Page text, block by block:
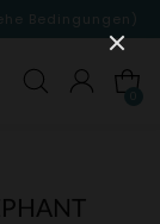
Bedingungen)